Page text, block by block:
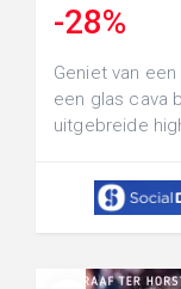
-28%
Geniet van
een glas cava
uitgebreide